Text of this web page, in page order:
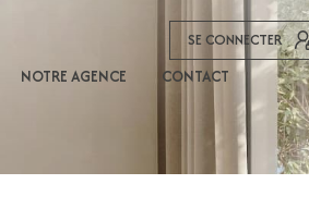
SE CONNECTER
NOTRE AGENCE CONTACT